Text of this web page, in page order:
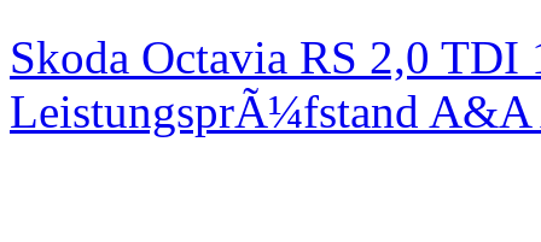
Skoda Octavia RS 2,0
LeistungsprÃ¼fstand